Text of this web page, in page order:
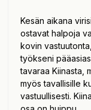
Kesän aikana
ostavat halpoja
kovin
työkseni
tavaraa Kiinasta,
myös tavallisille
vastuullisesti.